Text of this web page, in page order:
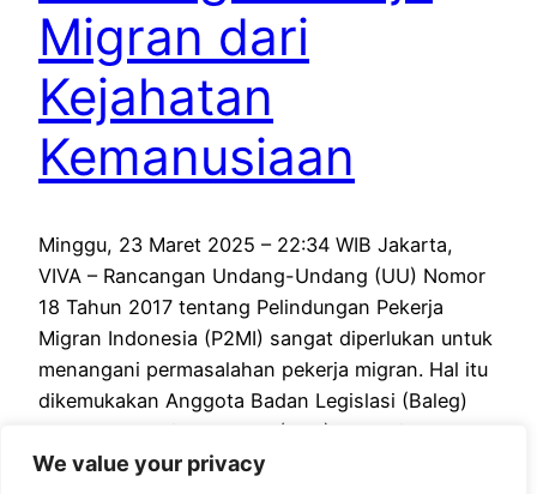
We value your privacy
Migran dari
Kejahatan
Kemanusiaan
Minggu, 23 Maret 2025 – 22:34 WIB Jakarta,
VIVA – Rancangan Undang-Undang (UU) Nomor
18 Tahun 2017 tentang Pelindungan Pekerja
Migran Indonesia (P2MI) sangat diperlukan untuk
menangani permasalahan pekerja migran. Hal itu
dikemukakan Anggota Badan Legislasi (Baleg)
Deqan Perwakilan Rakyat (DPR) Republik
Indonesia (RI), Evita Nursanty. Baca Juga : Revisi